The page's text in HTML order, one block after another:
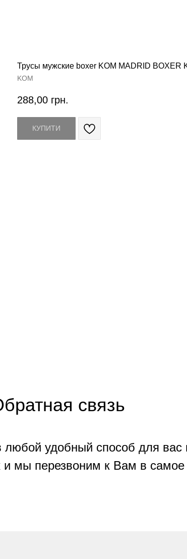
Трусы мужские boxer KOM MADRID BOXER
KOM
288,00 грн.
КУПИТИ
связь
удобный способ для
и мы перезвоним к Вам в